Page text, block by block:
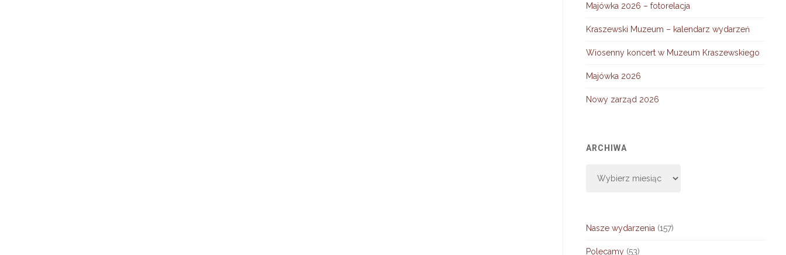
Majówka 2026 – fotorelacja
Kraszewski Muzeum – kalendarz wydarzeń
Wiosenny koncert w Muzeum Kraszewskiego
Majówka 2026
Nowy zarząd 2026
ARCHIWA
Nasze wydarzenia (157)
Polecamy (53)